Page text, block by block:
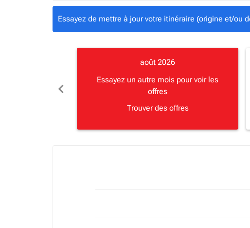
Essayez de mettre à jour votre itinéraire (origine et/ou
chevron_left
août 2026
Essayez un autre mois pour voir les
offres
Trouver des offres